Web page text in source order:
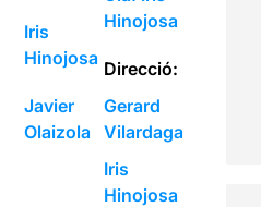
Iris
Hinojosa
Javier
Olaizola
Hinojosa
Direcció:
Gerard
Vilardaga
Iris
Hinojosa